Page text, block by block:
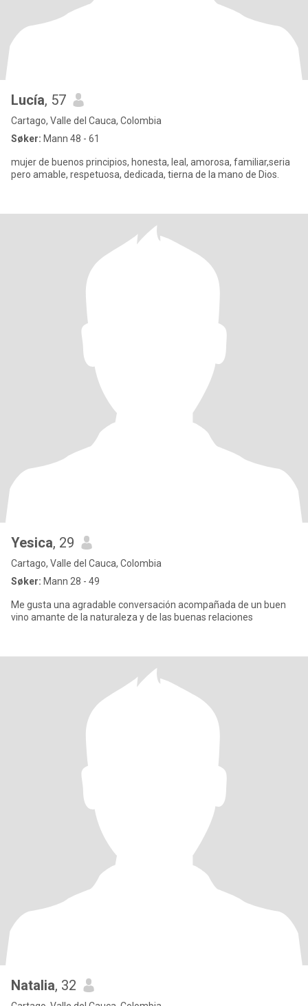
Lucía, 57
Cartago, Valle del Cauca, Colombia
Søker: Mann 48 - 61
mujer de buenos principios, honesta, leal, amorosa, familiar,seria
pero amable, respetuosa, dedicada, tierna de la mano de Dios.
Yesica, 29
Cartago, Valle del Cauca, Colombia
Søker: Mann 28 - 49
Me gusta una agradable conversación acompañada de un buen
vino amante de la naturaleza y de las buenas relaciones
Natalia, 32